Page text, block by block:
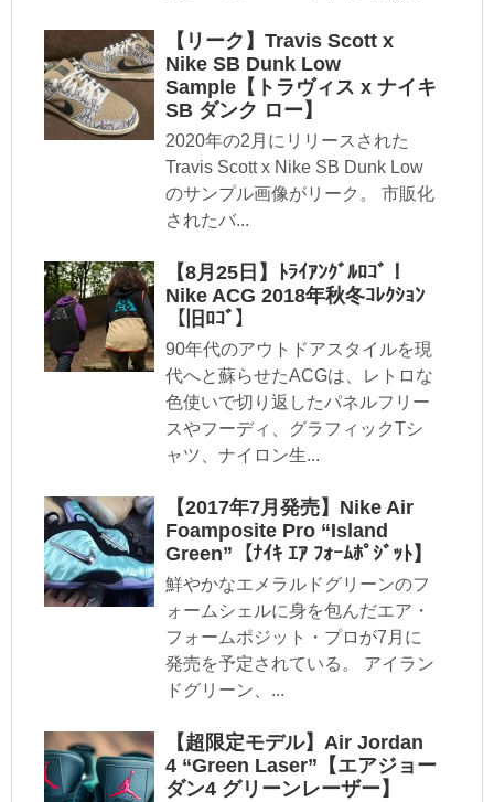
【リーク】Travis Scott x
Nike SB Dunk Low
Sample【トラヴィス x ナイキ
SB ダンク ロー】
2020年の2月にリリースされた
Travis Scott x Nike SB Dunk Low
のサンプル画像がリーク。 市販化
されたバ...
【8月25日】ﾄﾗｲｱﾝｸﾞﾙﾛｺﾞ！
Nike ACG 2018年秋冬ｺﾚｸｼｮﾝ
【旧ﾛｺﾞ】
90年代のアウトドアスタイルを現
代へと蘇らせたACGは、レトロな
色使いで切り返したパネルフリー
スやフーディ、グラフィックTシ
ャツ、ナイロン生...
【2017年7月発売】Nike Air
Foamposite Pro “Island
Green”【ﾅｲｷ ｴｱ ﾌｫｰﾑﾎﾟｼﾞｯﾄ】
鮮やかなエメラルドグリーンのフ
ォームシェルに身を包んだエア・
フォームポジット・プロが7月に
発売を予定されている。 アイラン
ドグリーン、...
【超限定モデル】Air Jordan
4 “Green Laser”【エアジョー
ダン4 グリーンレーザー】